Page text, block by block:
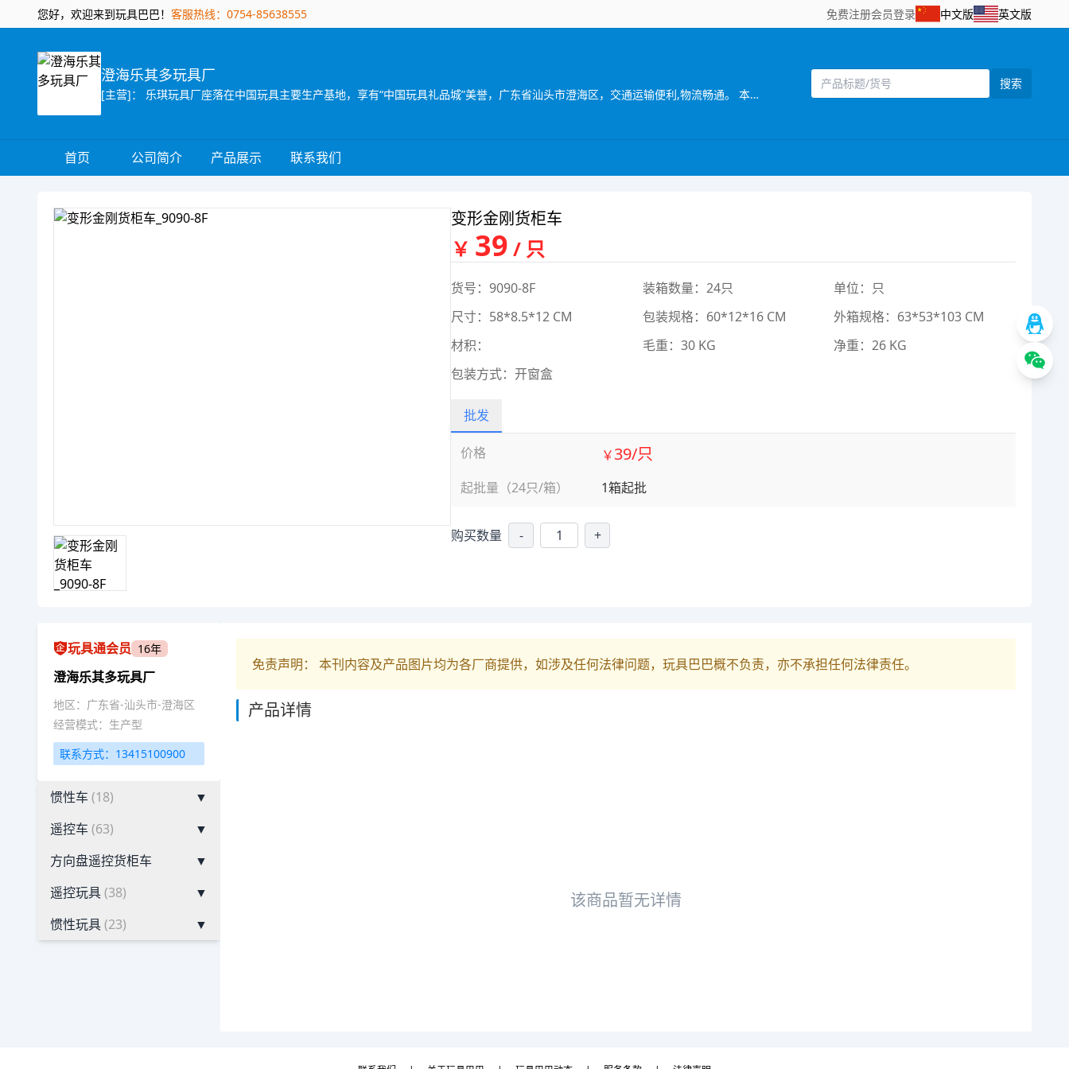
您好，欢迎来到玩具巴巴！ 客服热线：0754-85638555 免费注册会员登录 中文版 英文版
澄海乐其多玩具厂
[主营]： 乐琪玩具厂座落在中国玩具主要生产基地，享有“中国玩具礼品城”美誉，广东省汕头市澄海区，交通运输便利,物流畅通。 本厂生产玩具多年，是一家设计开发，生产制造，销售服务于一体的玩具厂家，专业生产惯性、遥控拖头车，货柜车，工程车系列玩具，产品以设计独特、新奇、美观、实用、品质优良、价格合理，而赢得海内外客户的青睐。产品外观环保，已通过EN71、ASTM、HR4040、7P、60825、62115认证，产品远销欧美、南美、中东、东南亚等几十个国家和地区。 本厂一贯以“质量为主、开拓创新”为经营宗旨，热诚欢迎国内外客户光临，携手共谋发展！
搜索
首页 公司简介 产品展示 联系我们
变形金刚货柜车
￥ 39 / 只
货号：9090-8F 装箱数量：24只
单位：只
尺寸：58*8.5*12 CM
包装规格：60*12*16 CM
外箱规格：63*53*103 CM
材积：
毛重：30 KG
净重：26 KG
包装方式：开窗盒
批发
价格
起批量（24只/箱）
￥39/只
1箱起批
购买数量 - +
玩具通会员 16年
澄海乐其多玩具厂
地区：广东省-汕头市-澄海区
经营模式：生产型
联系方式：13415100900
惯性车 (18)
▼
遥控车 (63)
▼
方向盘遥控货柜车
▼
遥控玩具(38)
▼
惯性玩具(23) ▼
免责声明： 本刊内容及产品图片均为各厂商提供，如涉及任何法律问题，玩具巴巴概不负责，亦不承担任何法律责任。
产品详情
该商品暂无详情